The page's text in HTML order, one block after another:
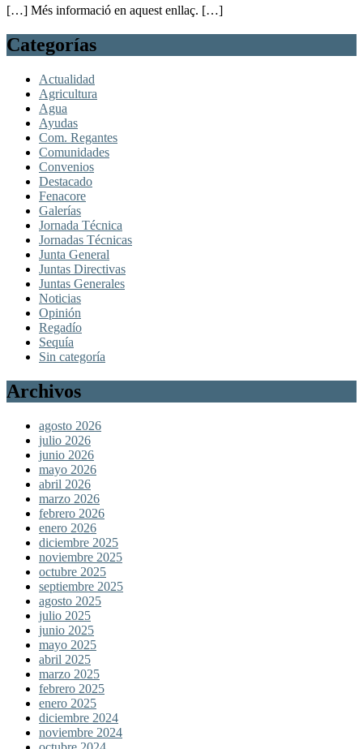
[…] Més informació en aquest enllaç. […]
Categorías
Actualidad
Agricultura
Agua
Ayudas
Com. Regantes
Comunidades
Convenios
Destacado
Fenacore
Galerías
Jornada Técnica
Jornadas Técnicas
Junta General
Juntas Directivas
Juntas Generales
Noticias
Opinión
Regadío
Sequía
Sin categoría
Archivos
agosto 2026
julio 2026
junio 2026
mayo 2026
abril 2026
marzo 2026
febrero 2026
enero 2026
diciembre 2025
noviembre 2025
octubre 2025
septiembre 2025
agosto 2025
julio 2025
junio 2025
mayo 2025
abril 2025
marzo 2025
febrero 2025
enero 2025
diciembre 2024
noviembre 2024